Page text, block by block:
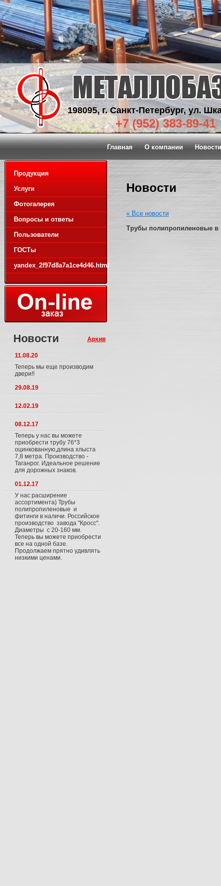
198095, г. Санкт-Петербург, ул.
+7 (952) 383-89-41
Главная О компании Новости
Продукция
Услуги
Фотогалерея
Вопросы и ответы
Пользователи
ГОСТы
yandex_2f97d8a7a1ce4d46.html
Новости Архив
11.08.20
Теперь мы еще производим
двери!!
29.08.19
12.02.19
08.12.17
Теперь у нас вы можете
приобрести трубу 76*3
оцинкованную,длина хлыста
7,8 метра. Производство -
Таганрог. Идеальное решение
для дорожных знаков.
01.12.17
У нас расширение
ассортимента) Трубы
полипропиленовые и
фитинги в наличи. Российское
производство завода "Кросс".
Диаметры с 20-160 мм.
Теперь вы можете приобрести
все на одной базе.
Продолжаем прятно удивлять
низкими ценами.
Новости
« Все новости
Трубы полипропиленовые в